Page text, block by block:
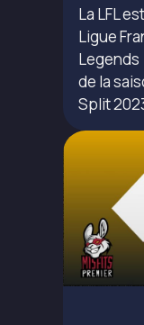
La LFL
Ligue
Legends
de la
Split